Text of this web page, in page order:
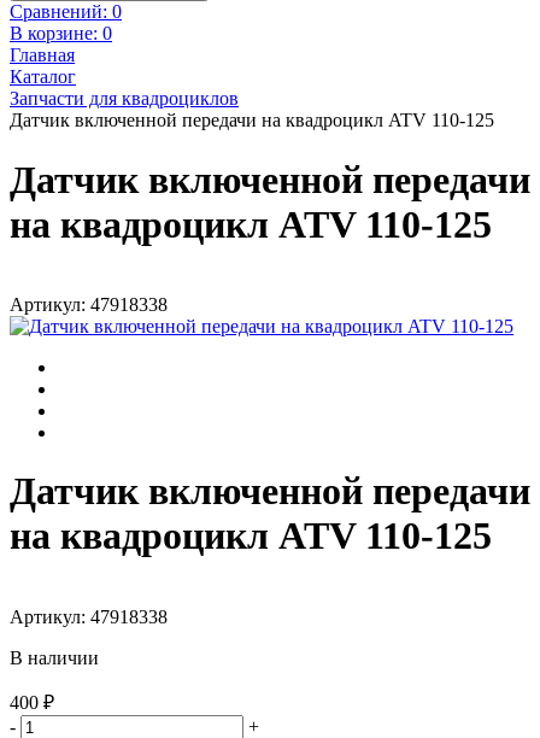
Сравнений: 0
В корзине: 0
Главная
Каталог
Запчасти для квадроциклов
Датчик включенной передачи на квадроцикл ATV 110-125
Датчик включенной передачи
на квадроцикл ATV 110-125
Артикул: 47918338
Датчик включенной передачи
на квадроцикл ATV 110-125
Артикул: 47918338
В наличии
400 ₽
-
+